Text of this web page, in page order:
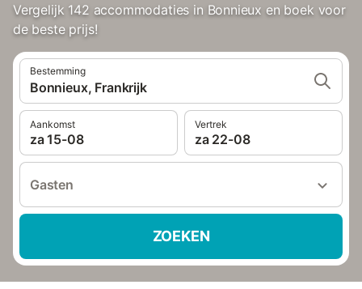
Vergelijk 142 accommodaties in Bonnieux en boek voor
de beste prijs!
Bestemming
Bonnieux, Frankrijk
Aankomst
za 15-08
Vertrek
za 22-08
Gasten
ZOEKEN